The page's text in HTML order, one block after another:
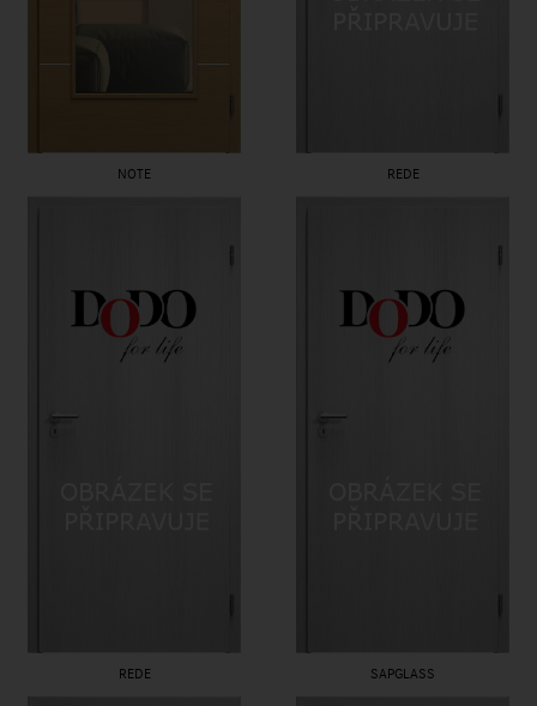
NOTE REDE
REDE SAPGLASS